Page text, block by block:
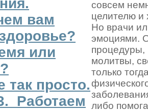
вам
или
так просто.
Работаем
совсем
целителю и
Но врачи
эмоциями.
процедуры,
молитвы,
только
либо